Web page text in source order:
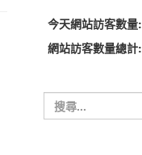
今天網站訪客數量:
網站訪客數量總計:
尋